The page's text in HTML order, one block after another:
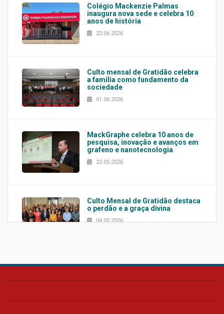
Colégio Mackenzie Palmas
inaugura nova sede e celebra 10
anos de história
22.06.2026
Culto mensal de Gratidão celebra
a família como fundamento da
sociedade
01.06.2026
MackGraphe celebra 10 anos de
pesquisa, inovação e avanços em
grafeno e nanotecnologia
22.05.2026
Culto Mensal de Gratidão destaca
o perdão e a graça divina
04.05.2026
Confira como foi o culto mensal